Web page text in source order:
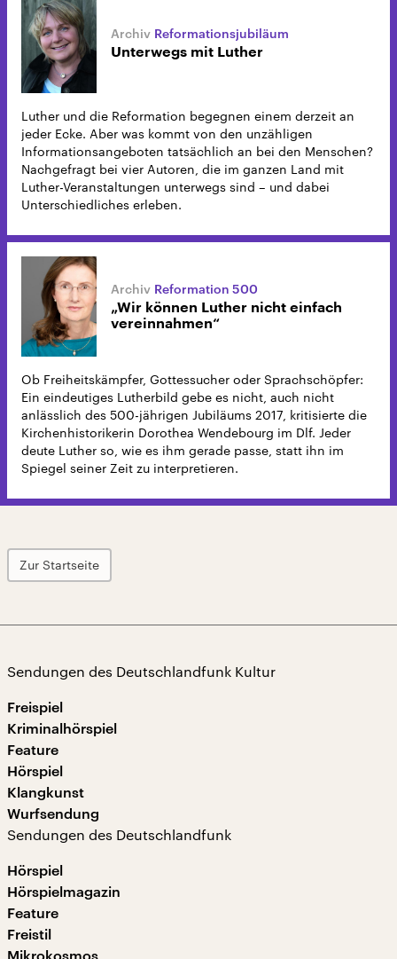
Reformationsjubiläum
Unterwegs mit Luther
Luther und die Reformation begegnen einem derzeit an
jeder Ecke. Aber was kommt von den unzähligen
Informationsangeboten tatsächlich an bei den Menschen?
Nachgefragt bei vier Autoren, die im ganzen Land mit
Luther-Veranstaltungen unterwegs sind – und dabei
Unterschiedliches erleben.
Reformation 500
„Wir können Luther nicht einfach
vereinnahmen“
Ob Freiheitskämpfer, Gottessucher oder Sprachschöpfer:
Ein eindeutiges Lutherbild gebe es nicht, auch nicht
anlässlich des 500-jährigen Jubiläums 2017, kritisierte die
Kirchenhistorikerin Dorothea Wendebourg im Dlf. Jeder
deute Luther so, wie es ihm gerade passe, statt ihn im
Spiegel seiner Zeit zu interpretieren.
Zur Startseite
Sendungen des Deutschlandfunk Kultur
Freispiel
Kriminalhörspiel
Feature
Hörspiel
Klangkunst
Wurfsendung
Sendungen des Deutschlandfunk
Hörspiel
Hörspielmagazin
Feature
Freistil
Mikrokosmos